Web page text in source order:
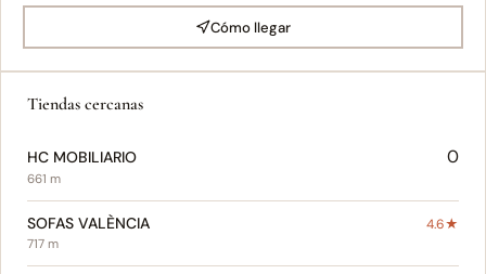
Cómo llegar
Tiendas cercanas
HC MOBILIARIO 0
661 m
SOFAS VALÈNCIA 4.6★
717 m